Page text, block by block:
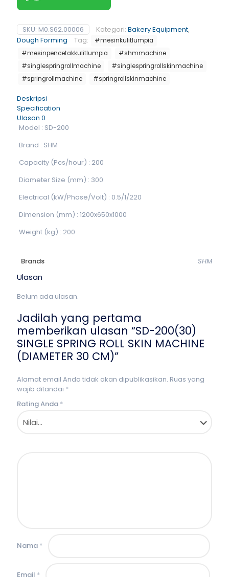
SKU: M0.S62.00006 Kategori: Bakery Equipment,
Dough Forming
Tag:
#mesinkulitlumpia
#mesinpencetakkulitlumpia
#shmmachine
#singlespringrollmachine
#singlespringrollskinmachine
#springrollmachine
#springrollskinmachine
Deskripsi
Specification
Ulasan 0
Model : SD-200
Brand : SHM
Capacity (Pcs/hour) : 200
Diameter Size (mm) : 300
Electrical (kW/Phase/Volt) : 0.5/1/220
Dimension (mm) : 1200x650x1000
Weight (kg) : 200
Brands SHM
Ulasan
Belum ada ulasan.
Jadilah yang pertama
memberikan ulasan “SD-200(30)
SINGLE SPRING ROLL SKIN MACHINE
(DIAMETER 30 CM)”
Alamat email Anda tidak akan dipublikasikan. Ruas yang
wajib ditandai *
Rating Anda *
Nama *
Email *